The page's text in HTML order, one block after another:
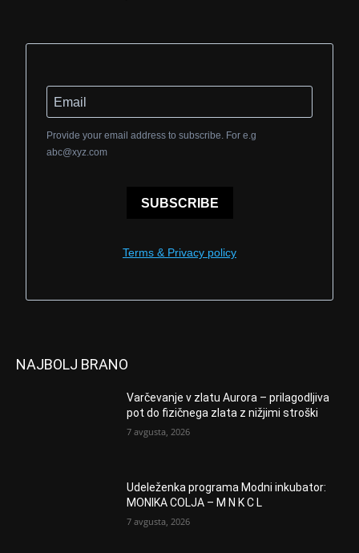
Provide your email address to subscribe. For e.g
abc@xyz.com
SUBSCRIBE
Terms & Privacy policy
NAJBOLJ BRANO
Varčevanje v zlatu Aurora – prilagodljiva
pot do fizičnega zlata z nižjimi stroški
7 avgusta, 2026
Udeleženka programa Modni inkubator:
MONIKA COLJA – M N K C L
7 avgusta, 2026